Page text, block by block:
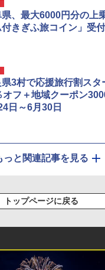
、最大6000円分の上
付きぎふ旅コイン」受
県3村で応援旅行割ス
オフ＋地域クーポン
日～6月30日
っと関連記事を見る
トップページに戻る